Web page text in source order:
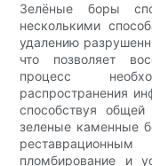
Зелёные боры
несколькими
удалению
что позволяет
процесс
распространения
способствуя
зеленые каменные
пломбирование и